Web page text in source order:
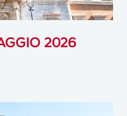
2026